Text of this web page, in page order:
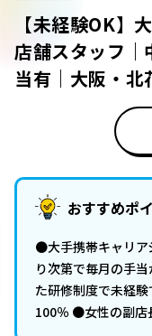
【未経験OK】
店舗スタッフ
当有｜大阪・北
おすすめポ
●大手携帯キャリ
り次第で毎月の手
た研修制度で未経
100％ ●女性の副店